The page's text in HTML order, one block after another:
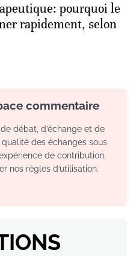
pourquoi le
rapidement, selon
commentaire
débat, d’échange et de
des échanges sous
de contribution,
nos règles d’utilisation.